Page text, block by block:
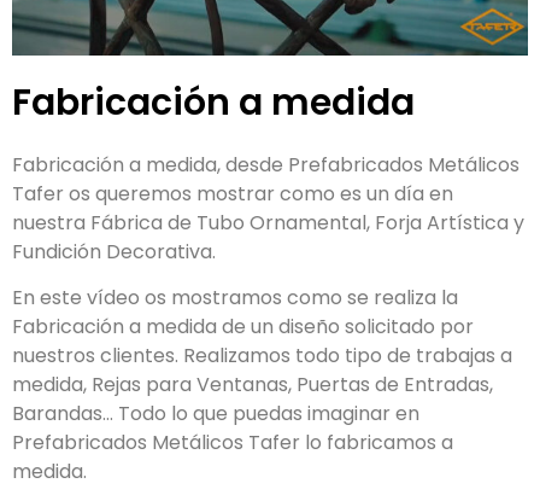
Fabricación a medida
Fabricación a medida, desde Prefabricados Metálicos
Tafer os queremos mostrar como es un día en
nuestra Fábrica de Tubo Ornamental, Forja Artística y
Fundición Decorativa.
En este vídeo os mostramos como se realiza la
Fabricación a medida de un diseño solicitado por
nuestros clientes. Realizamos todo tipo de trabajas a
medida, Rejas para Ventanas, Puertas de Entradas,
Barandas… Todo lo que puedas imaginar en
Prefabricados Metálicos Tafer lo fabricamos a
medida.